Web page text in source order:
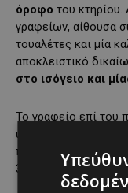
όροφο του
γραφείων, αίθουσα
τουαλέτες και μία
αποκλειστικό
στο ισόγειο και
Το γραφείο επί του
υψηλή απόδοση.
παράδοση ελεύθερης
30/06/2026.